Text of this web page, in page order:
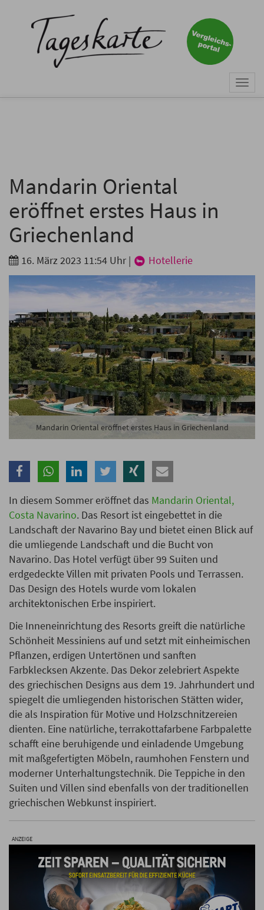
Mandarin Oriental
eröffnet erstes Haus in
Griechenland
16. März 2023 11:54 Uhr | Hotellerie
Mandarin Oriental eröffnet erstes Haus in Griechenland
In diesem Sommer eröffnet das Mandarin Oriental,
Costa Navarino. Das Resort ist eingebettet in die
Landschaft der Navarino Bay und bietet einen Blick auf
die umliegende Landschaft und die Bucht von
Navarino. Das Hotel verfügt über 99 Suiten und
erdgedeckte Villen mit privaten Pools und Terrassen.
Das Design des Hotels wurde vom lokalen
architektonischen Erbe inspiriert.
Die Inneneinrichtung des Resorts greift die natürliche
Schönheit Messiniens auf und setzt mit einheimischen
Pflanzen, erdigen Untertönen und sanften
Farbklecksen Akzente. Das Dekor zelebriert Aspekte
des griechischen Designs aus dem 19. Jahrhundert und
spiegelt die umliegenden historischen Stätten wider,
die als Inspiration für Motive und Holzschnitzereien
dienten. Eine natürliche, terrakottafarbene Farbpalette
schafft eine beruhigende und einladende Umgebung
mit maßgefertigten Möbeln, raumhohen Fenstern und
moderner Unterhaltungstechnik. Die Teppiche in den
Suiten und Villen sind ebenfalls von der traditionellen
griechischen Webkunst inspiriert.
ANZEIGE
Keine Nachricht mehr
verpassen!
E-Mail *
Branche
Ich möchte folgende Newsletter erhalten
Tageskarte-Newsletter (gegen 8.30 Uhr)
Ich habe dieDatenschutzerklärungzur Kenntnis
genommen.
Anmelden Danke, heute nicht